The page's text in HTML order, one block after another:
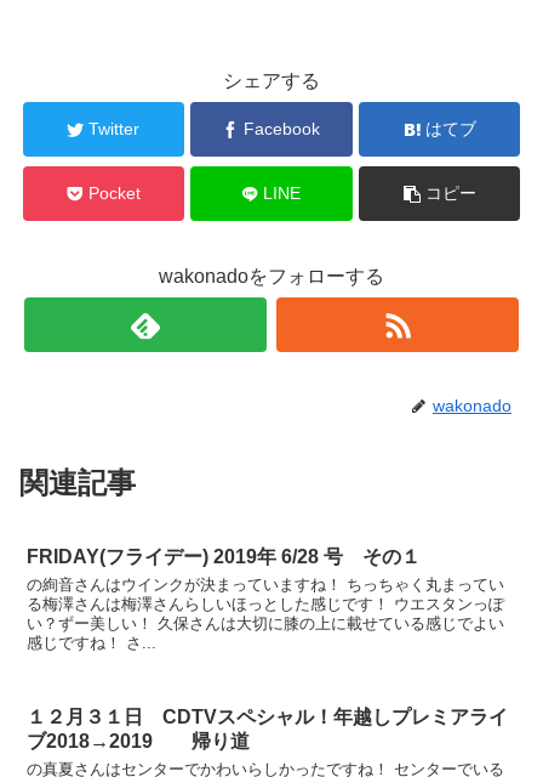
シェアする
Twitter Facebook はてブ
Pocket LINE コピー
wakonadoをフォローする
wakonado
関連記事
FRIDAY(フライデー) 2019年 6/28 号 その１
の絢音さんはウインクが決まっていますね！ ちっちゃく丸まってい
る梅澤さんは梅澤さんらしいほっとした感じです！ ウエスタンっぽ
い？ずー美しい！ 久保さんは大切に膝の上に載せている感じでよい
感じですね！ さ...
１２月３１日 CDTVスペシャル！年越しプレミアライ
ブ2018→2019 帰り道
の真夏さんはセンターでかわいらしかったですね！ センターでいる